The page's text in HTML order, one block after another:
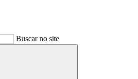
Buscar no site